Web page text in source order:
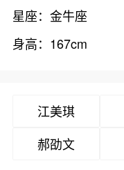
星座：金牛座
身高：167cm
江美琪
郝劭文